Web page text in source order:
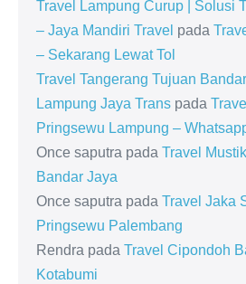
Travel Lampung Curup | Solusi
– Jaya Mandiri Travel pada
– Sekarang Lewat Tol
Travel Tangerang Tujuan
Lampung Jaya Trans pada
Pringsewu Lampung –
Once saputra pada Travel
Bandar Jaya
Once saputra pada Travel Jaka
Pringsewu Palembang
Rendra pada Travel Cipondoh
Kotabumi